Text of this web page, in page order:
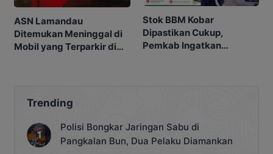
ASN Lamandau
Ditemukan Meninggal di
Mobil yang Terparkir di
Stok BBM Kobar
Dipastikan Cukup,
Pemkab Ingatkan
Trending
Polisi Bongkar Jaringan Sabu di
Pangkalan Bun, Dua Pelaku Diamankan